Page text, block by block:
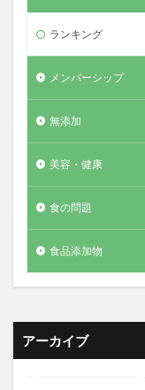
ランキング
メンバーシップ
無添加
美容・健康
食の問題
食品添加物
アーカイブ